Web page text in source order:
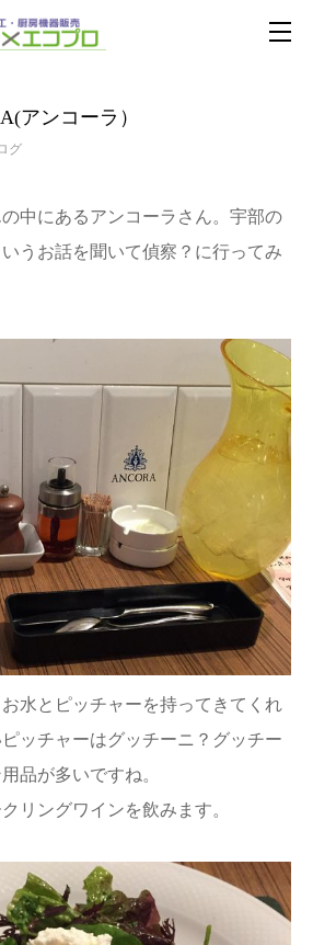
アンコーラ）
グ
中にあるアンコーラさん。宇部の
うお話を聞いて偵察？に行ってみ
水とピッチャーを持ってきてくれ
ッチャーはグッチーニ？グッチー
品が多いですね。
リングワインを飲みます。